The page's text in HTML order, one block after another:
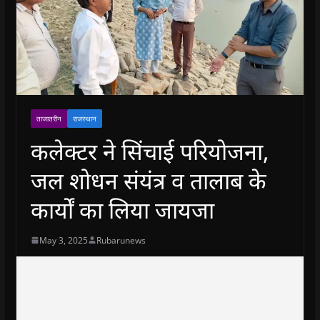
ताजातरीन राजस्थान
कलेक्टर ने सिंचाई परियोजना,
जल शोधन संयंत्र व तालाब के
कार्यों का लिया जायजा
May 3, 2025 Rubarunews